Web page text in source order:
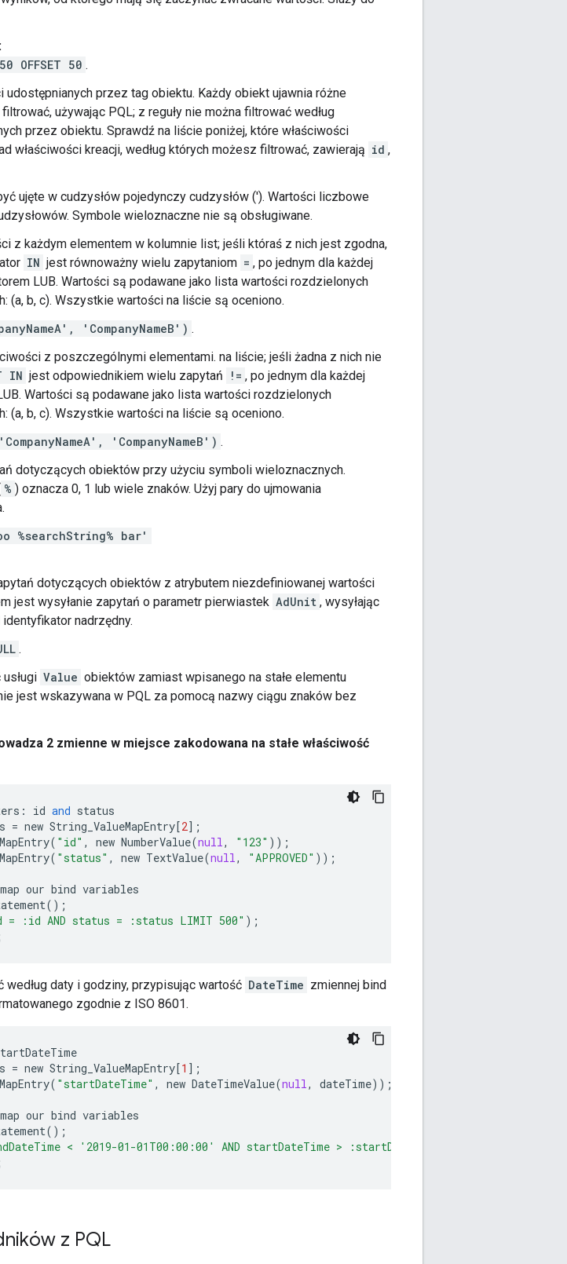
OFFSET 50 .
udostępnianych przez tag obiektu. Każdy obiekt ujawnia różne
używając PQL; z reguły nie można filtrować według
przez obiektu. Sprawdź na liście poniżej, które właściwości
właściwości kreacji, według których możesz filtrować, zawierają id ,
ujęte w cudzysłów pojedynczy cudzysłów ('). Wartości liczbowe
Symbole wieloznaczne nie są obsługiwane.
z każdym elementem w kolumnie list; jeśli któraś z nich jest zgodna,
IN jest równoważny wielu zapytaniom = , po jednym dla każdej
LUB. Wartości są podawane jako lista wartości rozdzielonych
(a, b, c). Wszystkie wartości na liście są oceniono.
'CompanyNameB') .
z poszczególnymi elementami. na liście; jeśli żadna z nich nie
IN jest odpowiednikiem wielu zapytań != , po jednym dla każdej
Wartości są podawane jako lista wartości rozdzielonych
(a, b, c). Wszystkie wartości na liście są oceniono.
'CompanyNameB') .
dotyczących obiektów przy użyciu symboli wieloznacznych.
% ) oznacza 0, 1 lub wiele znaków. Użyj pary do ujmowania
%searchString% bar'
dotyczących obiektów z atrybutem niezdefiniowanej wartości
jest wysyłanie zapytań o parametr pierwiastek AdUnit , wysyłając
nadrzędny.
.
Value obiektów zamiast wpisanego na stałe elementu
jest wskazywana w PQL za pomocą nazwy ciągu znaków bez
2 zmienne w miejsce zakodowana na stałe właściwość
: id and status
= new String_ValueMapEntry[2];
( "id" , new NumberValue(null, "123" ));
( "status" , new TextValue(null, "APPROVED" ));
map our bind variables
();
id = :id AND status = :status LIMIT 500" );
daty i godziny, przypisując wartość DateTime zmiennej bind
zgodnie z ISO 8601.
= new String_ValueMapEntry[1 ];
( "startDateTime" , new DateTimeValue(null, dateTime));
map our bind variables
();
< '2019-01-01T00:00:00' AND startDateTime > :startDateTime LIMIT 500"
z PQL